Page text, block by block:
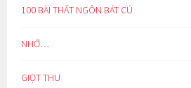
100 BÀI THẤT NGÔN BÁT CÚ
NHỚ…
GIỌT THU